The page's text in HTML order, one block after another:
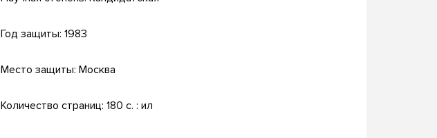
Год защиты: 1983
Место защиты: Москва
Количество страниц: 180 c. : ил